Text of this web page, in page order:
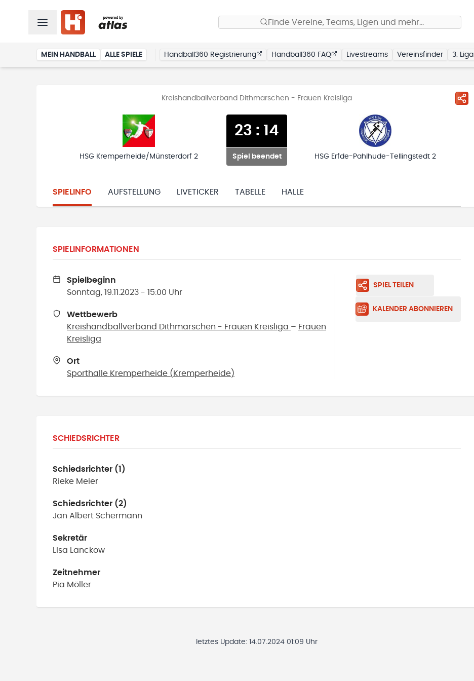
Finde Vereine, Teams, Ligen und mehr…
MEIN HANDBALL ALLE SPIELE Handball360 Registrierung Handball360 FAQ Livestreams Vereinsfinder 3. Liga
Kreishandballverband Dithmarschen - Frauen Kreisliga
HSG Kremperheide/Münsterdorf 2
23 : 14
Spiel beendet HSG Erfde-Pahlhude-Tellingstedt 2
SPIELINFO AUFSTELLUNG LIVETICKER TABELLE HALLE
SPIELINFORMATIONEN
Spielbeginn
Sonntag, 19.11.2023 - 15:00 Uhr
Wettbewerb
Kreishandballverband Dithmarschen - Frauen Kreisliga – Frauen
Kreisliga
Ort
Sporthalle Kremperheide ( Kremperheide)
SPIEL TEILEN
KALENDER ABONNIEREN
SCHIEDSRICHTER
Schiedsrichter (1)
Rieke Meier
Schiedsrichter (2)
Jan Albert Schermann
Sekretär
Lisa
Lanckow
Zeitnehmer
Pia Möller
letztes Update: 14.07.2024 01:09 Uhr